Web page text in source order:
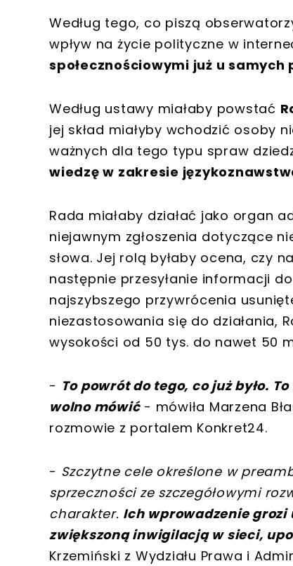
Według tego, co piszą
wpływ na życie polityczne w
społecznościowymi już u
Według ustawy miałaby powstać
jej skład miałyby wchodzić osoby
ważnych dla tego typu spraw
wiedzę w zakresie
Rada miałaby działać jako organ
niejawnym zgłoszenia dotyczące
słowa. Jej rolą byłaby ocena, czy
następnie przesyłanie informacji
najszybszego przywrócenia
niezastosowania się do działania,
wysokości od 50 tys. do nawet 50
- To powrót do tego, co już było.
wolno mówić- mówiła Marzena
rozmowie z portalem Konkret24.
- Szczytne cele określone w
sprzeczności ze szczegółowymi
charakter. Ich wprowadzenie
zwiększoną inwigilacją w sieci,
Krzemiński z Wydziału Prawa i